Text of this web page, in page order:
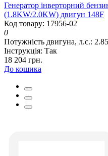
Генератор інверторний
(1.8KW/2.0KW) двигун 148F
Код товару: 17956-02
0
Потужність двигуна, л.с.: 2.85
Інструкція: Так
18 204 грн.
До кошика